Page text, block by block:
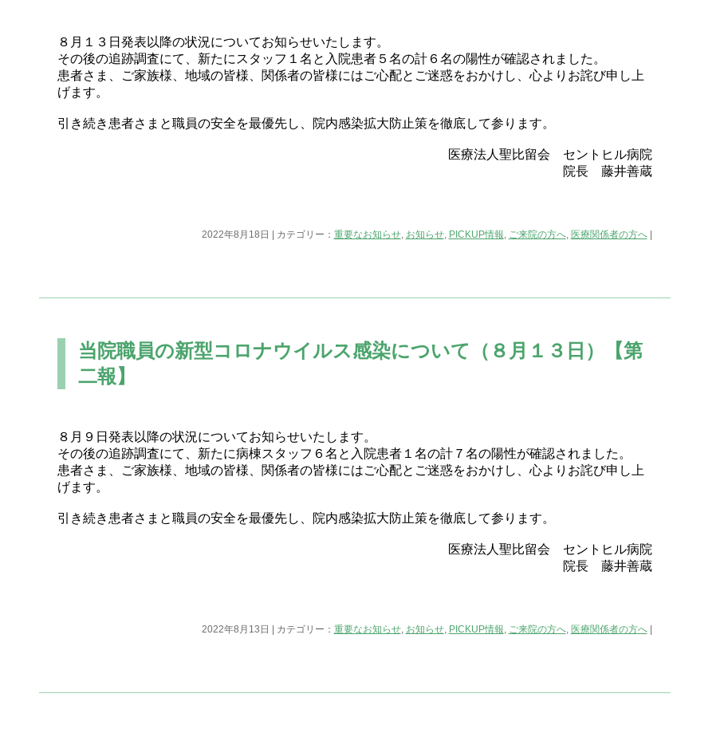
８月１３日発表以降の状況についてお知らせいたします。
その後の追跡調査にて、新たにスタッフ１名と入院患者５名の計６名の陽性が確認されました。
患者さま、ご家族様、地域の皆様、関係者の皆様にはご心配とご迷惑をおかけし、心よりお詫び申し上
げます。
引き続き患者さまと職員の安全を最優先し、院内感染拡大防止策を徹底して参ります。
医療法人聖比留会 セントヒル病院
院長 藤井善蔵
2022年8月18日 | カテゴリー： 重要なお知らせ, お知らせ, PICKUP情報, ご来院の方へ, 医療関係者の方へ|
当院職員の新型コロナウイルス感染について（８月１３日）【第
二報】
８月９日発表以降の状況についてお知らせいたします。
その後の追跡調査にて、新たに病棟スタッフ６名と入院患者１名の計７名の陽性が確認されました。
患者さま、ご家族様、地域の皆様、関係者の皆様にはご心配とご迷惑をおかけし、心よりお詫び申し上
げます。
引き続き患者さまと職員の安全を最優先し、院内感染拡大防止策を徹底して参ります。
医療法人聖比留会 セントヒル病院
院長 藤井善蔵
2022年8月13日 | カテゴリー： 重要なお知らせ, お知らせ, PICKUP情報, ご来院の方へ, 医療関係者の方へ|